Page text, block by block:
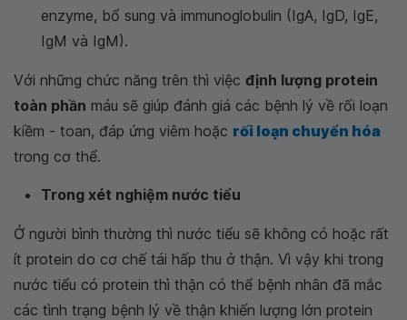
enzyme, bổ sung và immunoglobulin (IgA, IgD, IgE,
IgM và IgM).
Với những chức năng trên thì việc định lượng protein
toàn phần máu sẽ giúp đánh giá các bệnh lý về rối loạn
kiềm - toan, đáp ứng viêm hoặc rối loạn chuyển hóa
trong cơ thể.
Trong xét nghiệm nước tiểu
Ở người bình thường thì nước tiểu sẽ không có hoặc rất
ít protein do cơ chế tái hấp thu ở thận. Vì vậy khi trong
nước tiểu có protein thì thận có thể bệnh nhân đã mắc
các tình trạng bệnh lý về thận khiến lượng lớn protein